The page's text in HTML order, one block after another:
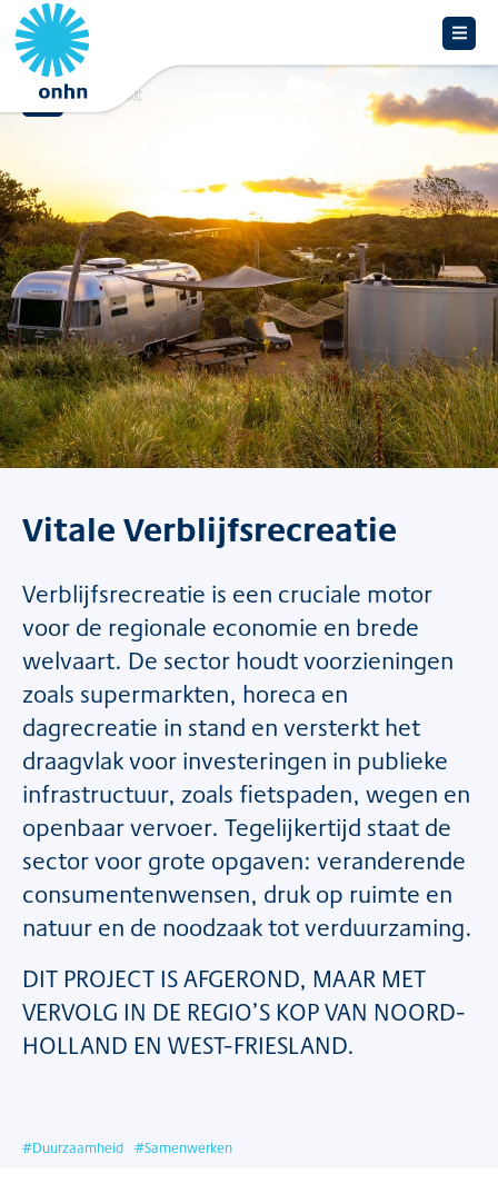
Overzicht
Vitale Verblijfsrecreatie
Verblijfsrecreatie is een cruciale motor
voor de regionale economie en brede
welvaart. De sector houdt voorzieningen
zoals supermarkten, horeca en
dagrecreatie in stand en versterkt het
draagvlak voor investeringen in publieke
infrastructuur, zoals fietspaden, wegen en
openbaar vervoer. Tegelijkertijd staat de
sector voor grote opgaven: veranderende
consumentenwensen, druk op ruimte en
natuur en de noodzaak tot verduurzaming.
DIT PROJECT IS AFGEROND, MAAR MET
VERVOLG IN DE REGIO’S KOP VAN NOORD-
HOLLAND EN WEST-FRIESLAND.
#Duurzaamheid #Samenwerken